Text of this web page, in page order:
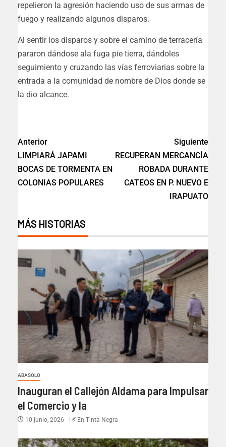
repelieron la agresión haciendo uso de sus armas de
fuego y realizando algunos disparos.
Al sentir los disparos y sobre el camino de terracería
pararon dándose ala fuga pie tierra, dándoles
seguimiento y cruzando las vías ferroviarias sobre la
entrada a la comunidad de nombre de Dios donde se
la dio alcance.
Anterior
LIMPIARÁ JAPAMI
BOCAS DE TORMENTA EN
COLONIAS POPULARES
Siguiente
RECUPERAN MERCANCÍA
ROBADA DURANTE
CATEOS EN P. NUEVO E
IRAPUATO
MÁS HISTORIAS
ABASOLO
Inauguran el Callejón Aldama para Impulsar
el Comercio y la
10 junio, 2026 En Tinta Negra